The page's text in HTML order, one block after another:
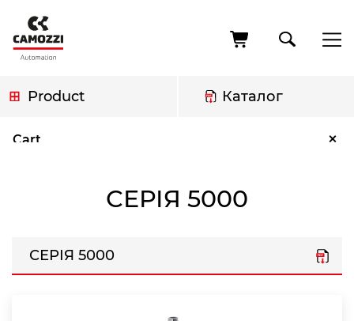
main
content
Product Каталог
Cart ×
СЕРІЯ 5000
СЕРІЯ 5000